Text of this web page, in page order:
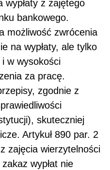
wypłaty z zajętego
bankowego.
możliwość zwrócenia
na wypłaty, ale tylko
w wysokości
za pracę.
zgodnie z
skuteczniej
Artykuł 890 par. 2
zajęcia wierzytelności
wypłat nie